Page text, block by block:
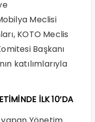
Meclisi
KOTO Meclis
Başkanı
katılımlarıyla
İLK 10’DA